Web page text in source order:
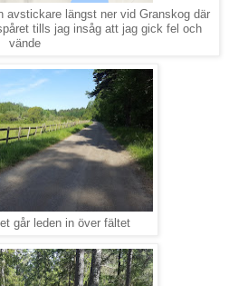
avstickare längst ner vid Granskog där
tills jag insåg att jag gick fel och
vände
går leden in över fältet